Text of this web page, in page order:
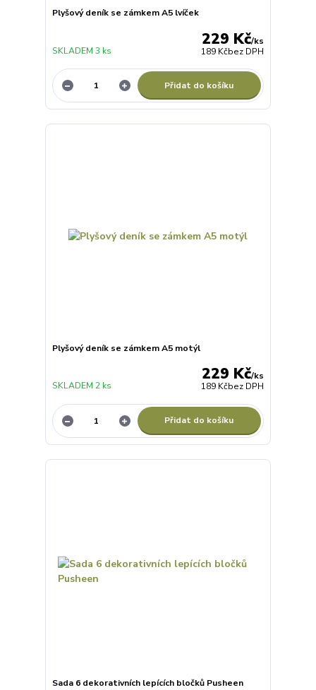
Plyšový deník se zámkem A5 lvíček
229 Kč/ks
189 Kčbez DPH
SKLADEM 3 ks
Přidat do košíku
Plyšový deník se zámkem A5 motýl
229 Kč/ks
189 Kčbez DPH
SKLADEM 2 ks
Přidat do košíku
Sada 6 dekorativních lepících bločků Pusheen